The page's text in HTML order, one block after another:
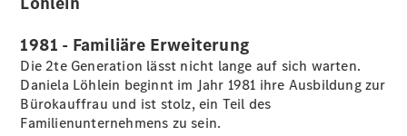
Startseite
1981 - Familiäre Erweiterung
Die 2te Generation lässt nicht lange auf sich warten.
Daniela Löhlein beginnt im Jahr 1981 ihre Ausbildung zur
Bürokauffrau und ist stolz, ein Teil des
Familienunternehmens zu sein.